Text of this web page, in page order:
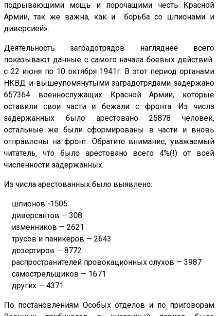
подрывающими мощь и порочащими честь Красной
Армии, так же важна, как и борьба со шпионами и
диверсией».
Деятельность заградотрядов нагляднее всего
показывают данные с самого начала боевых действий
с 22 июня по 10 октября 1941г. В этот период органами
НКВД и вышеупомянутыми заградотрядами задержано
657364 военнослужащих Красной Армии, которые
оставили свои части и бежали с фронта. Из числа
задержанных было арестовано 25878 человек,
остальные же были сформированы в части и вновь
отправлены на фронт. Обратите внимание, уважаемый
читатель, что было арестовано всего 4%(!) от всей
численности задержанных.
Из числа арестованных было выявлено:
шпионов -1505
диверсантов — 308
изменников — 2621
трусов и паникеров — 2643
дезертиров — 8772
распространителей провокационных слухов — 3987
самострельщиков — 1671
других — 4371
По постановлениям Особых отделов и по приговорам